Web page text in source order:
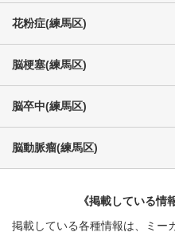
花粉症(練馬区)
脳梗塞(練馬区)
脳卒中(練馬区)
脳動脈瘤(練馬区)
《掲載している情
掲載している各種情報は、ミー